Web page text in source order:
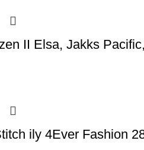
II Elsa, Jakks
ily 4Ever Fashion